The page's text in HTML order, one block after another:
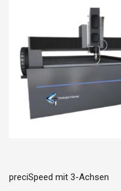
preciSpeed mit 3-Achsen